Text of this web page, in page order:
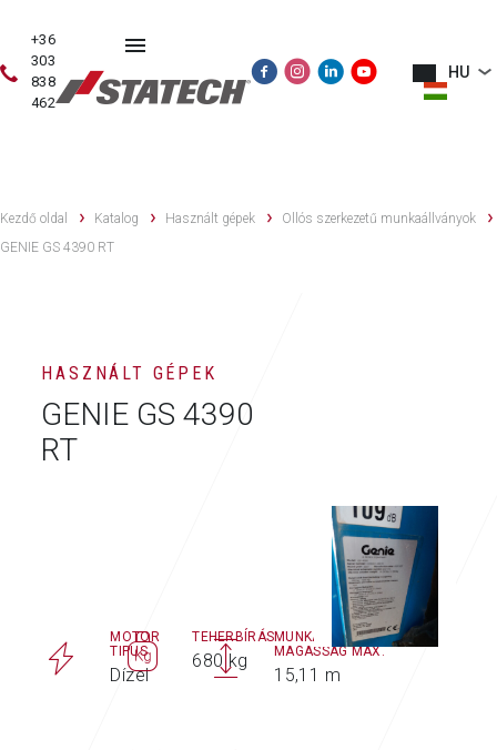
+36
303
838
462
HU
Kezdő oldal Katalog Használt gépek
Ollós szerkezetű munkaállványok
GENIE GS 4390 RT
HASZNÁLT GÉPEK
GENIE GS 4390
RT
MOTOR
TIPUS
Dízel
TEHERBÍRÁS
680 kg
MUNKAVÉGZÉSI
MAGASSÁG MAX.
15,11 m